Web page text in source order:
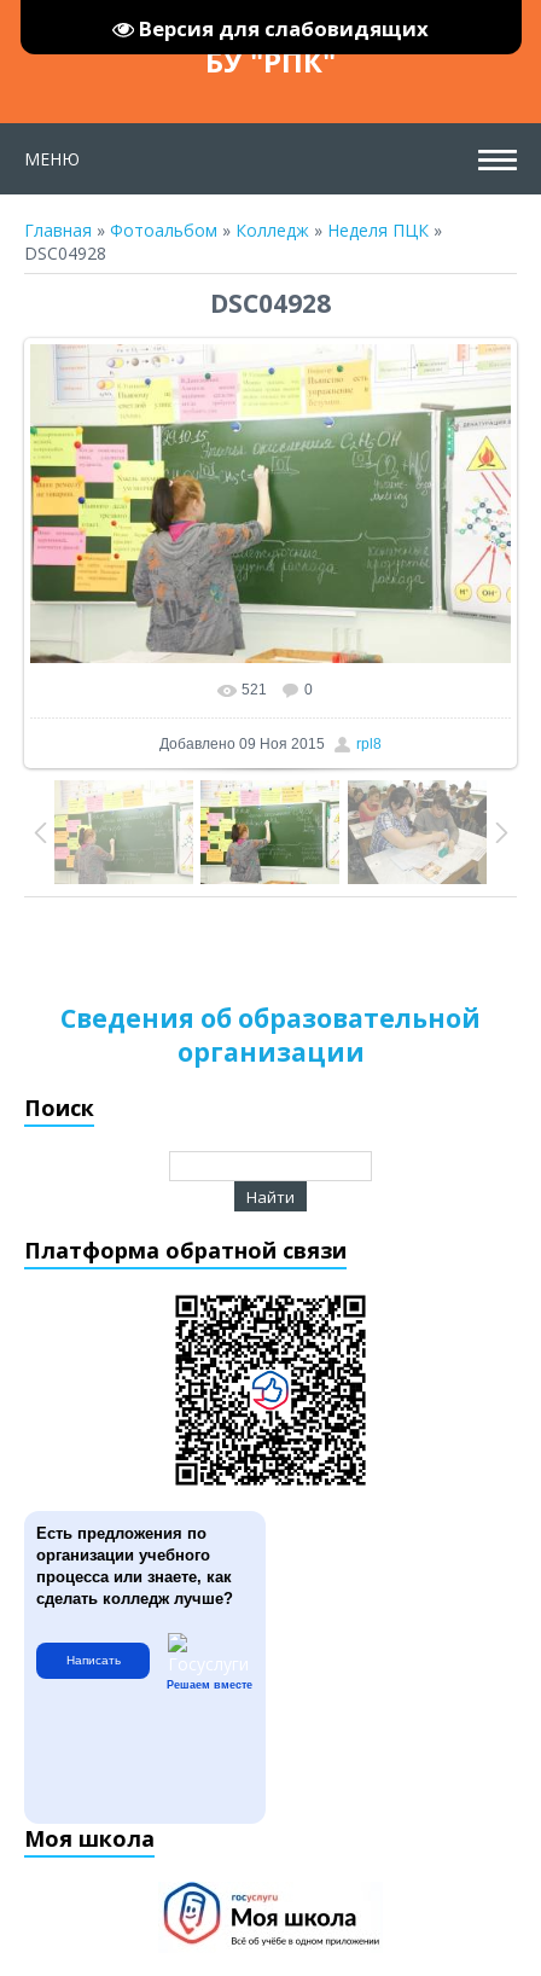
Версия для слабовидящих
БУ "РПК"
МЕНЮ
Главная » Фотоальбом » Колледж » Неделя ПЦК »
DSC04928
DSC04928
В реальном размере 1024x680
521 0
Добавлено 09 Ноя 2015 rpl8
Сведения об образовательной
организации
Поиск
Платформа обратной связи
Есть предложения по
организации учебного
процесса или знаете, как
сделать колледж лучше?
Написать
Решаем вместе
Моя школа